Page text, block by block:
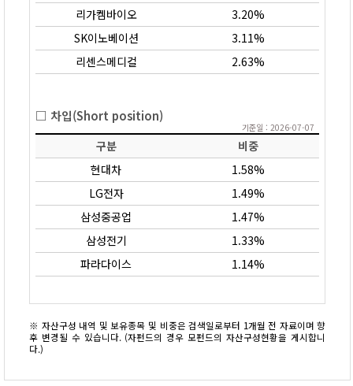
리가켐바이오
3.20%
SK이노베이션
3.11%
리센스메디컬
2.63%
□ 차입(Short position)
기준일 : 2026-07-07
구분
비중
현대차
1.58%
LG전자
1.49%
삼성중공업
1.47%
삼성전기
1.33%
파라다이스
1.14%
※ 자산구성 내역 및 보유종목 및 비중은 검색일로부터 1개월 전 자료이며 향
후 변경될 수 있습니다. (자펀드의 경우 모펀드의 자산구성현황을 게시합니
다.)